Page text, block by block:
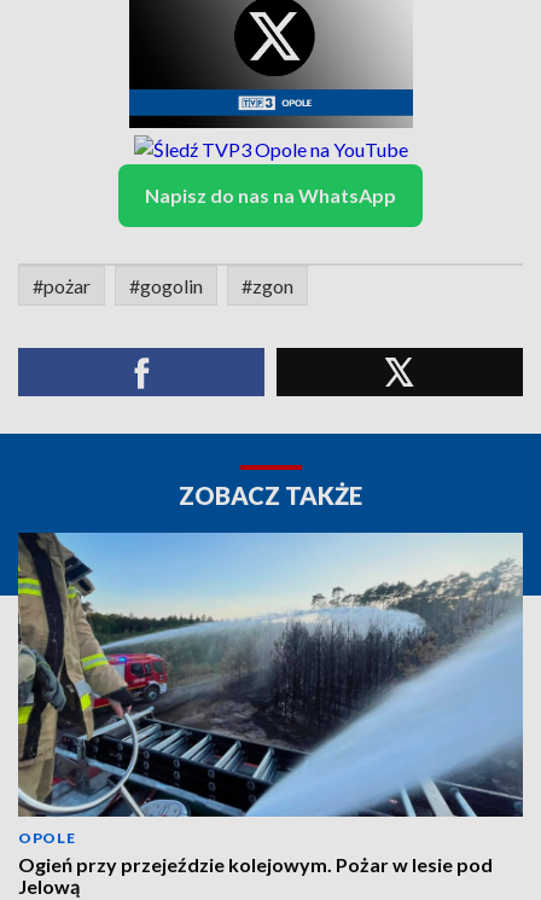
Napisz do nas na WhatsApp
#pożar #gogolin #zgon
ZOBACZ TAKŻE
OPOLE
Ogień przy przejeździe kolejowym. Pożar w lesie pod
Jelową